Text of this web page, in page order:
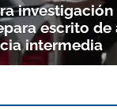
escrito de
intermedia